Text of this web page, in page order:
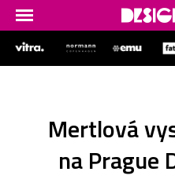
Mertlová
na Prague